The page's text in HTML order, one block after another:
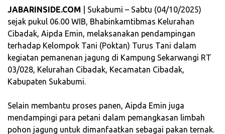
JABARINSIDE.COM | Sukabumi – Sabtu (04/10/2025)
sejak pukul 06.00 WIB, Bhabinkamtibmas Kelurahan
Cibadak, Aipda Emin, melaksanakan pendampingan
terhadap Kelompok Tani (Poktan) Turus Tani dalam
kegiatan pemanenan jagung di Kampung Sekarwangi RT
03/028, Kelurahan Cibadak, Kecamatan Cibadak,
Kabupaten Sukabumi.
‎Selain membantu proses panen, Aipda Emin juga
mendampingi para petani dalam pemangkasan limbah
pohon jagung untuk dimanfaatkan sebagai pakan ternak.